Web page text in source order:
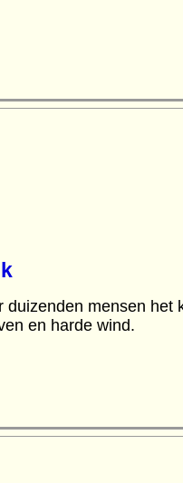
duizenden mensen het
en harde wind.